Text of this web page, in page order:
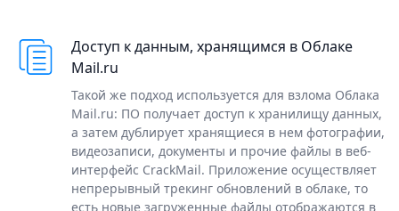
Доступ к данным, хранящимся в Облаке
Mail.ru
Такой же подход используется для взлома Облака
Mail.ru: ПО получает доступ к хранилищу данных,
а затем дублирует хранящиеся в нем фотографии,
видеозаписи, документы и прочие файлы в веб-
интерфейс CrackMail. Приложение осуществляет
непрерывный трекинг обновлений в облаке, то
есть новые загруженные файлы отображаются в